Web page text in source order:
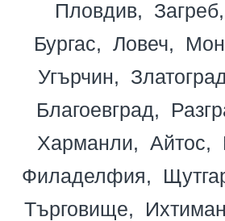
Пловдив Загреб
Бургас
Ловеч
Угърчин
Златоград
Благоевград
Харманли
Айтос
Филаделфия
Търговище
Ихтиман